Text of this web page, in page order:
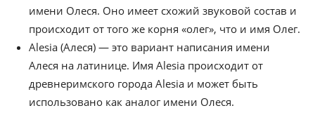
имени Олеся. Оно имеет схожий звуковой состав и
происходит от того же корня «олег», что и имя Олег.
Alesia (Алеся) — это вариант написания имени
Алеся на латинице. Имя Alesia происходит от
древнеримского города Alesia и может быть
использовано как аналог имени Олеся.